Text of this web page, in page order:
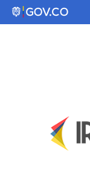
Saltar al contenido